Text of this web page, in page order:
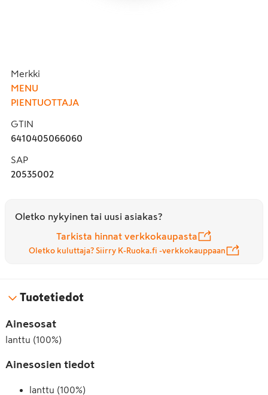
Merkki
MENU
PIENTUOTTAJA
GTIN
6410405066060
SAP
20535002
Oletko nykyinen tai uusi asiakas?
Tarkista hinnat verkkokaupasta
Oletko kuluttaja? Siirry K-Ruoka.fi -verkkokauppaan
Tuotetiedot
Ainesosat
lanttu (100%)
Ainesosien tiedot
lanttu (100%)